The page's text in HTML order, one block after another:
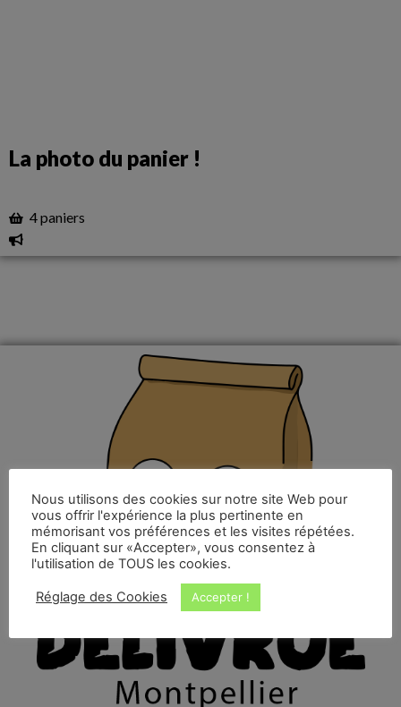
La photo du panier !
4 paniers
Nous utilisons des cookies sur notre site Web pour
vous offrir l'expérience la plus pertinente en
mémorisant vos préférences et les visites répétées.
En cliquant sur «Accepter», vous consentez à
l'utilisation de TOUS les cookies.
Réglage des Cookies Accepter !